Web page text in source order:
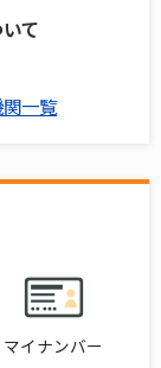
て
一覧
マイナンバー